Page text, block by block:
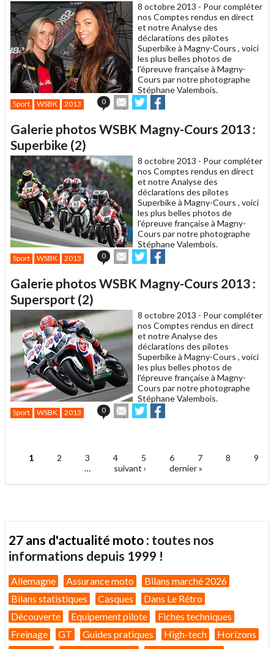
8 octobre 2013 - Pour compléter
nos Comptes rendus en direct
et notre Analyse des
déclarations des pilotes
Superbike à Magny-Cours , voici
les plus belles photos de
l'épreuve française à Magny-
Cours par notre photographe
Stéphane Valembois.
Sport WSBK 2013 0
Envoyer
cet
à
Partager
sur sur
Galerie photos WSBK Magny-Cours 2013 :
Superbike (2)
8 octobre 2013 - Pour compléter
nos Comptes rendus en direct
et notre Analyse des
déclarations des pilotes
Superbike à Magny-Cours , voici
les plus belles photos de
l'épreuve française à Magny-
Cours par notre photographe
Stéphane Valembois.
Sport WSBK 2013 0
Envoyer
cet
à
Partager
sur sur
Galerie photos WSBK Magny-Cours 2013 :
Supersport (2)
8 octobre 2013 - Pour compléter
nos Comptes rendus en direct
et notre Analyse des
déclarations des pilotes
Superbike à Magny-Cours , voici
les plus belles photos de
l'épreuve française à Magny-
Cours par notre photographe
Stéphane Valembois.
Sport WSBK 2013 0
Envoyer
cet
ami
Partager
sur sur
Pages
1 2 3 4 5 6 7 8
9
…
suivant › dernier »
27 ans d'actualité moto : toutes nos
informations depuis 1999 !
Allemagne Assurance moto
Bilans marché 2026
Bilans statistiques
Casques
Dans Le Rétro
Découverte
Equipement pilote
Fiches techniques
Freinage
GT Guides pratiques High-tech
Horizons